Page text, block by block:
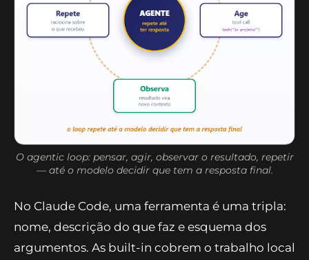
O agentic loop: pensar, agir, observar o resultado, repetir
— até o modelo decidir que tem a resposta final.
No Claude Code, uma ferramenta é uma tripla:
nome, descrição do que faz e esquema dos
argumentos. As built-in cobrem o trabalho local